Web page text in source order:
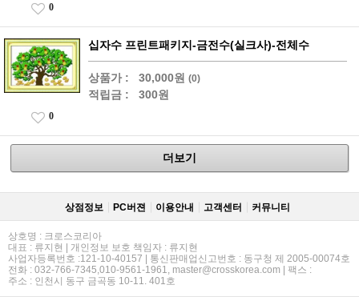
0
십자수 프린트패키지-금전수(실크사)-전체수
상품가 : 30,000원 (0)
적립금 : 300원
0
더보기
상점정보 PC버젼 이용안내 고객센터 커뮤니티
상호명 : 크로스코리아
대표 : 류지현 | 개인정보 보호 책임자 : 류지현
사업자등록번호 :121-10-40157 | 통신판매업신고번호 : 동구청 제 2005-00074호
전화 : 032-766-7345,010-9561-1961, master@crosskorea.com | 팩스 :
주소 : 인천시 동구 금곡동 10-11. 401호